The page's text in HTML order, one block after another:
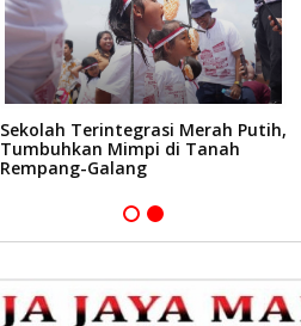
Sekolah Terintegrasi Merah Putih,
Tumbuhkan Mimpi di Tanah
Rempang-Galang